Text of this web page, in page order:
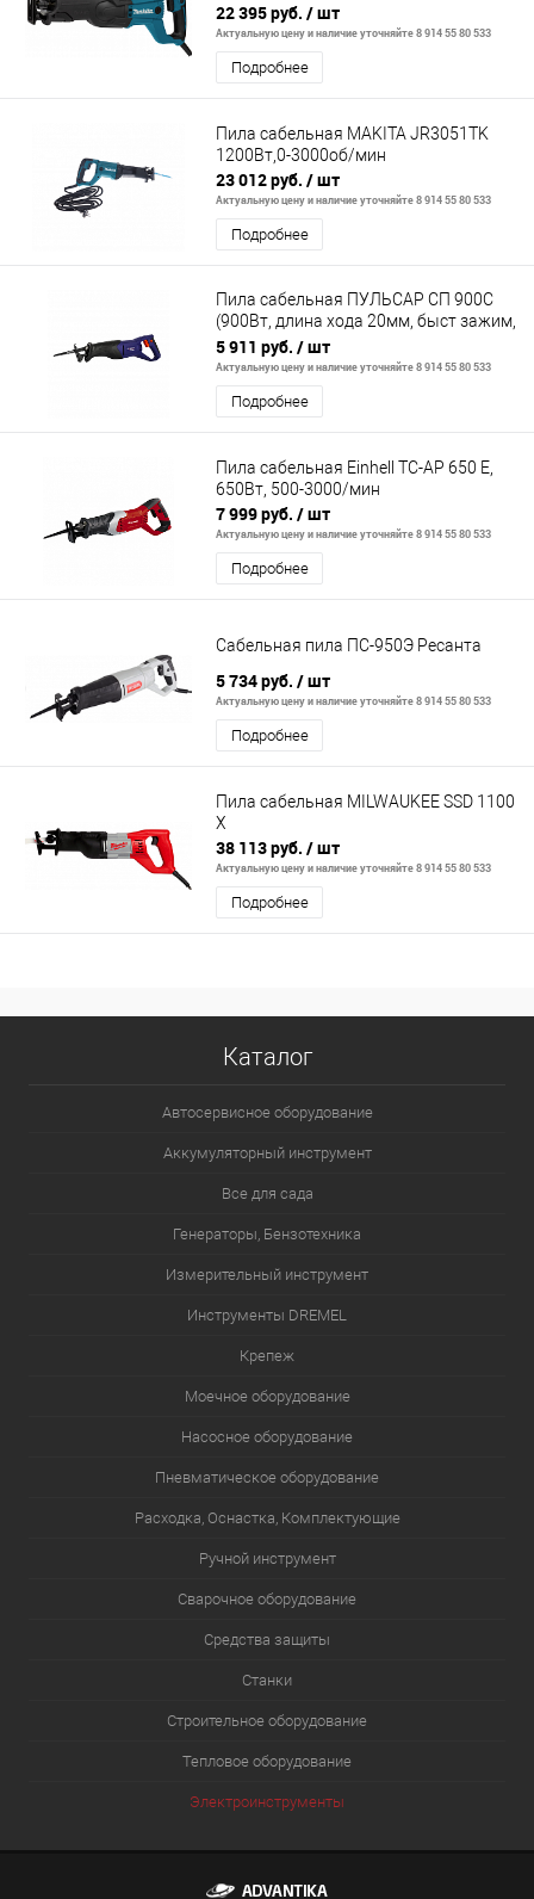
22 395 руб. / шт
Актуальную цену и наличие уточняйте 8 914 55 80 533
Подробнее
Пила сабельная MAKITA JR3051TK
1200Вт,0-3000об/мин
23 012 руб. / шт
Актуальную цену и наличие уточняйте 8 914 55 80 533
Подробнее
Пила сабельная ПУЛЬСАР СП 900С
(900Вт, длина хода 20мм, быст зажим,
115 мм дерево)
5 911 руб. / шт
Актуальную цену и наличие уточняйте 8 914 55 80 533
Подробнее
Пила сабельная Einhell TC-AP 650 E,
650Вт, 500-3000/мин
7 999 руб. / шт
Актуальную цену и наличие уточняйте 8 914 55 80 533
Подробнее
Сабельная пила ПС-950Э Ресанта
5 734 руб. / шт
Актуальную цену и наличие уточняйте 8 914 55 80 533
Подробнее
Пила сабельная MILWAUKEE SSD 1100
X
38 113 руб. / шт
Актуальную цену и наличие уточняйте 8 914 55 80 533
Подробнее
Каталог
Автосервисное оборудование
Аккумуляторный инструмент
Все для сада
Генераторы, Бензотехника
Измерительный инструмент
Инструменты DREMEL
Крепеж
Моечное оборудование
Насосное оборудование
Пневматическое оборудование
Расходка, Оснастка, Комплектующие
Ручной инструмент
Сварочное оборудование
Средства защиты
Станки
Строительное оборудование
Тепловое оборудование
Электроинструменты